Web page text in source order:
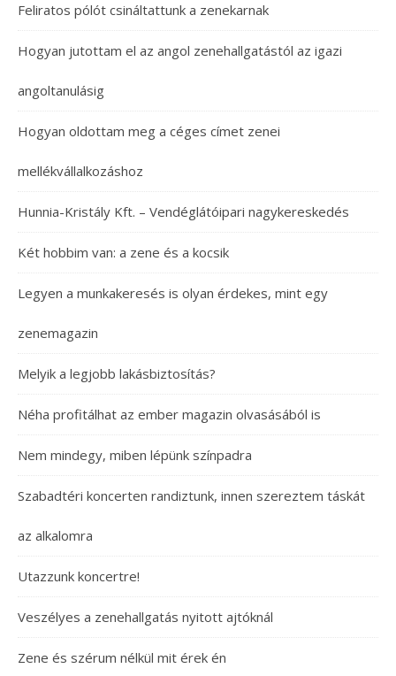
Feliratos pólót csináltattunk a zenekarnak
Hogyan jutottam el az angol zenehallgatástól az igazi
angoltanulásig
Hogyan oldottam meg a céges címet zenei
mellékvállalkozáshoz
Hunnia-Kristály Kft. – Vendéglátóipari nagykereskedés
Két hobbim van: a zene és a kocsik
Legyen a munkakeresés is olyan érdekes, mint egy
zenemagazin
Melyik a legjobb lakásbiztosítás?
Néha profitálhat az ember magazin olvasásából is
Nem mindegy, miben lépünk színpadra
Szabadtéri koncerten randiztunk, innen szereztem táskát
az alkalomra
Utazzunk koncertre!
Veszélyes a zenehallgatás nyitott ajtóknál
Zene és szérum nélkül mit érek én